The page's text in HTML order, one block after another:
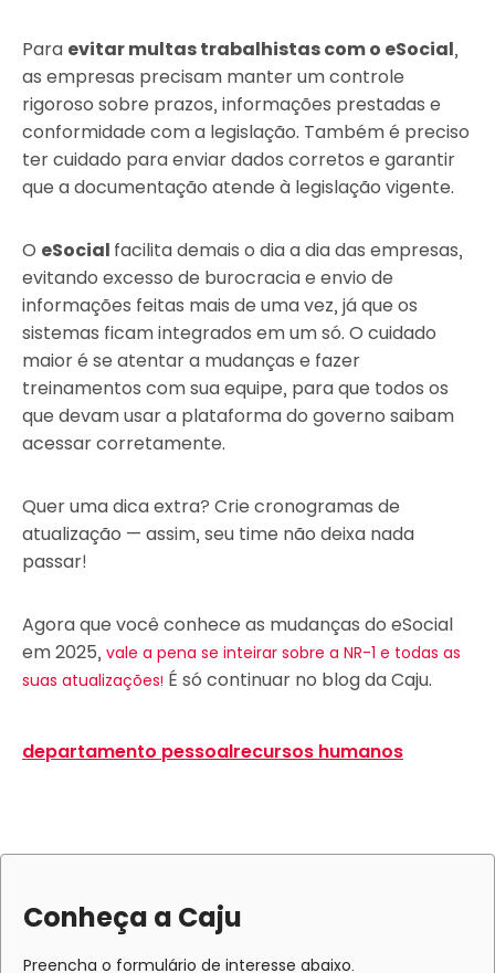
Para evitar multas trabalhistas com o eSocial,
as empresas precisam manter um controle
rigoroso sobre prazos, informações prestadas e
conformidade com a legislação. Também é preciso
ter cuidado para enviar dados corretos e garantir
que a documentação atende à legislação vigente.
O eSocial facilita demais o dia a dia das empresas,
evitando excesso de burocracia e envio de
informações feitas mais de uma vez, já que os
sistemas ficam integrados em um só. O cuidado
maior é se atentar a mudanças e fazer
treinamentos com sua equipe, para que todos os
que devam usar a plataforma do governo saibam
acessar corretamente.
Quer uma dica extra? Crie cronogramas de
atualização — assim, seu time não deixa nada
passar!
Agora que você conhece as mudanças do eSocial
em 2025, vale a pena se inteirar sobre a NR-1 e todas as
suas atualizações! É só continuar no blog da Caju.
departamento pessoalrecursos humanos
Conheça a Caju
Preencha o formulário de interesse abaixo.